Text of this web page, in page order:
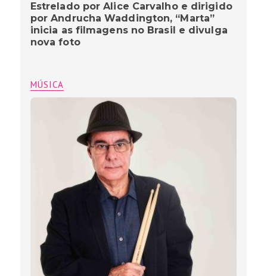
Estrelado por Alice Carvalho e dirigido
por Andrucha Waddington, “Marta”
inicia as filmagens no Brasil e divulga
nova foto
MÚSICA